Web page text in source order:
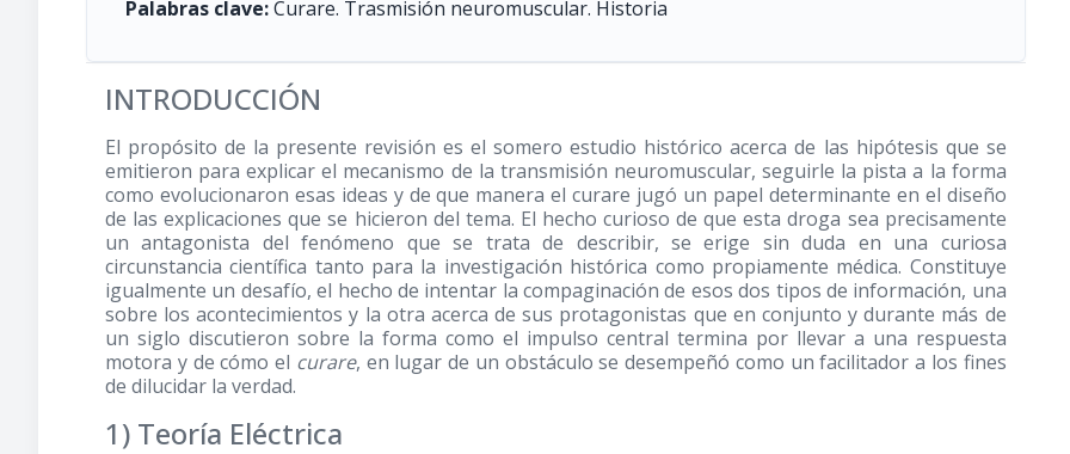
Palabras clave:Curare. Trasmisión neuromuscular. Historia
INTRODUCCIÓN
El propósito de la presente revisión es el somero estudio histórico acerca de las hipótesis que se
emitieron para explicar el mecanismo de la transmisión neuromuscular, seguirle la pista a la forma
como evolucionaron esas ideas y de que manera el curare jugó un papel determinante en el diseño
de las explicaciones que se hicieron del tema. El hecho curioso de que esta droga sea precisamente
un antagonista del fenómeno que se trata de describir, se erige sin duda en una curiosa
circunstancia científica tanto para la investigación histórica como propiamente médica. Constituye
igualmente un desafío, el hecho de intentar la compaginación de esos dos tipos de información, una
sobre los acontecimientos y la otra acerca de sus protagonistas que en conjunto y durante más de
un siglo discutieron sobre la forma como el impulso central termina por llevar a una respuesta
motora y de cómo el curare, en lugar de un obstáculo se desempeñó como un facilitador a los fines
de dilucidar la verdad.
1) Teoría Eléctrica